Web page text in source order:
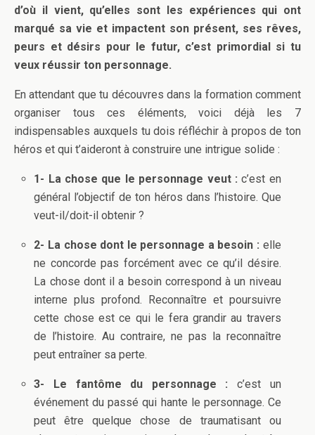
d’où il vient, qu’elles sont les expériences qui ont
marqué sa vie et impactent son présent, ses rêves,
peurs et désirs pour le futur, c’est primordial si tu
veux réussir ton personnage.
En attendant que tu découvres dans la formation comment
organiser tous ces éléments, voici déjà les 7
indispensables auxquels tu dois réfléchir à propos de ton
héros et qui t’aideront à construire une intrigue solide :
1- La chose que le personnage veut : c’est en
général l’objectif de ton héros dans l’histoire. Que
veut-il/doit-il obtenir ?
2- La chose dont le personnage a besoin : elle
ne concorde pas forcément avec ce qu’il désire.
La chose dont il a besoin correspond à un niveau
interne plus profond. Reconnaître et poursuivre
cette chose est ce qui le fera grandir au travers
de l’histoire. Au contraire, ne pas la reconnaître
peut entraîner sa perte.
3- Le fantôme du personnage : c’est un
événement du passé qui hante le personnage. Ce
peut être quelque chose de traumatisant ou